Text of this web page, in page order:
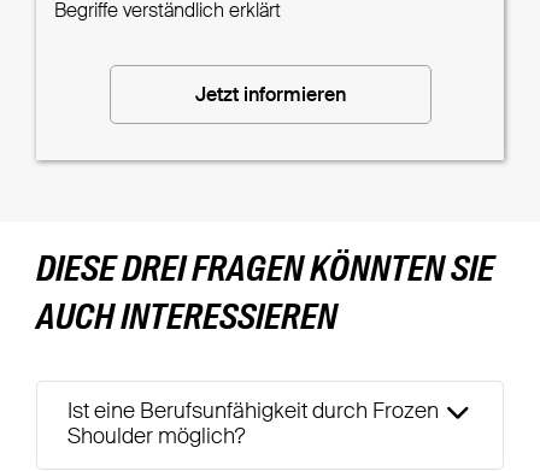
Begriffe verständlich erklärt
Jetzt informieren
DIESE DREI FRAGEN KÖNNTEN SIE
AUCH INTERESSIEREN
Ist eine Berufsunfähigkeit durch Frozen
Shoulder möglich?